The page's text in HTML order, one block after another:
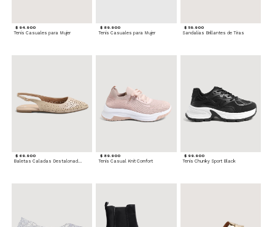
$ 94.900
Tenis Casuales para Mujer
$ 89.900
Tenis Casuales para Mujer
$ 59.900
Sandalias Brillantes de Tiras
$ 69.900
Baletas Caladas Destalonadas
$ 89.900
Tenis Casual Knit Comfort
$ 99.900
Tenis Chunky Sport Black